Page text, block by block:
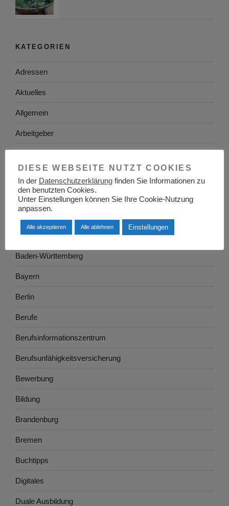
KATEGORIEN
Adressen
Aktuelles
Allgemein
Arbeitgeber
Arbeitswelt
Arbeitszeugnis
Ausbildung
Baden-Württemberg
Bayern
Berlin
Berufe
Berufsinformationszentrum
Berufsunfähigkeitsversicherung
Bewerbung
Bildung
Brandenburg
Bremen
Buchtipps
Digitales
Duale Ausbildung
DIESE WEBSEITE NUTZT COOKIES
In der Datenschutzerklärung finden Sie Informationen zu
den benutzten Cookies.
Unter Einstellungen können Sie Ihre Cookie-Nutzung
anpassen.
Alle akzeptieren Alle ablehnen Einstellungen